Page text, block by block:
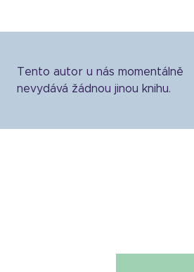
Tento autor u nás momentálně
nevydává žádnou jinou knihu.